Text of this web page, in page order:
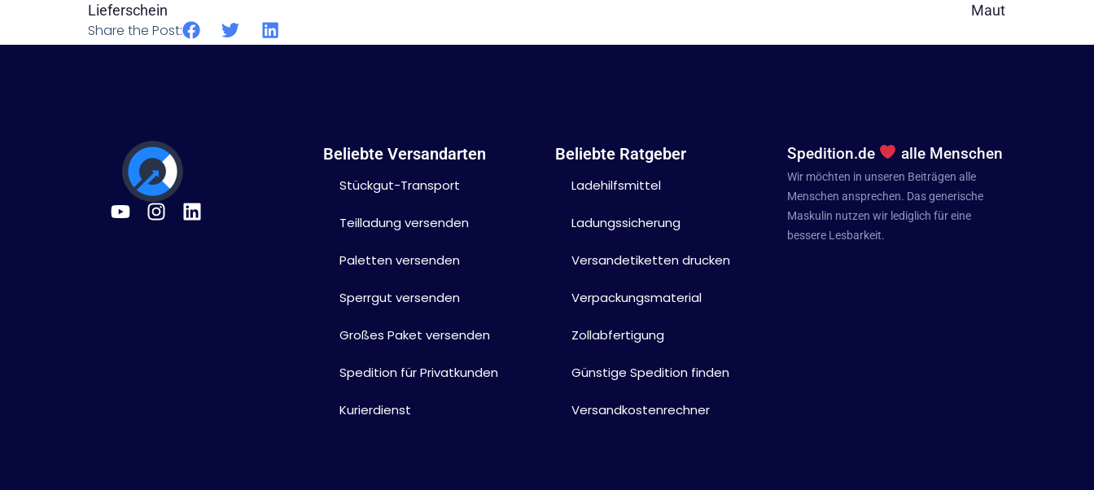
Lieferschein Maut
Share the Post:
Beliebte Versandarten
Stückgut-Transport
Teilladung versenden
Paletten versenden
Sperrgut versenden
Großes Paket versenden
Spedition für Privatkunden
Kurierdienst
Beliebte Ratgeber
Ladehilfsmittel
Ladungssicherung
Versandetiketten drucken
Verpackungsmaterial
Zollabfertigung
Günstige Spedition finden
Versandkostenrechner
Spedition.de alle Menschen
Wir möchten in unseren Beiträgen alle
Menschen ansprechen. Das generische
Maskulin nutzen wir lediglich für eine
bessere Lesbarkeit.